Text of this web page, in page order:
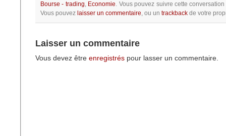
Bourse - trading, Economie. Vous pouvez suivre cette
Vous pouvez laisser un commentaire, ou un trackback de votre
Laisser un commentaire
Vous devez être enregistrés pour lasser un commentaire.